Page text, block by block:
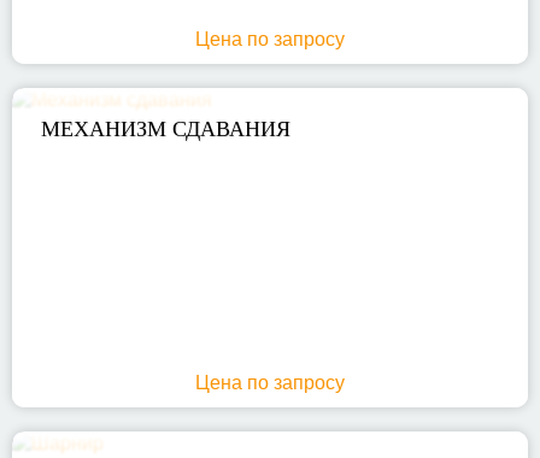
Цена по запросу
МЕХАНИЗМ СДАВАНИЯ
Цена по запросу